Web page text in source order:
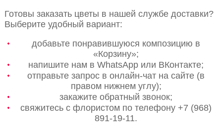
Готовы заказать цветы в нашей службе доставки?
Выберите удобный вариант:
добавьте понравившуюся композицию в
«Корзину»;
напишите нам в WhatsApp или ВКонтакте;
отправьте запрос в онлайн-чат на сайте (в
правом нижнем углу);
закажите обратный звонок;
свяжитесь с флористом по телефону +7 (968)
891-19-11.